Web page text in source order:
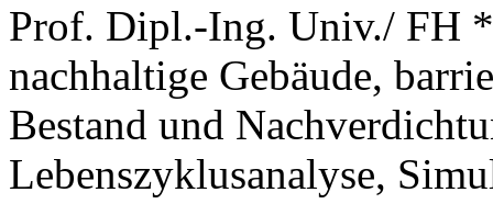
Prof. Dipl.-Ing. Univ./ FH
nachhaltige Gebäude,
Bestand und
Lebenszyklusanalyse,